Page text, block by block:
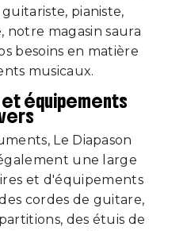
pianiste,
magasin saura
besoins en matière
musicaux.
équipements
Le Diapason
une large
et d'équipements
cordes de guitare,
des étuis de